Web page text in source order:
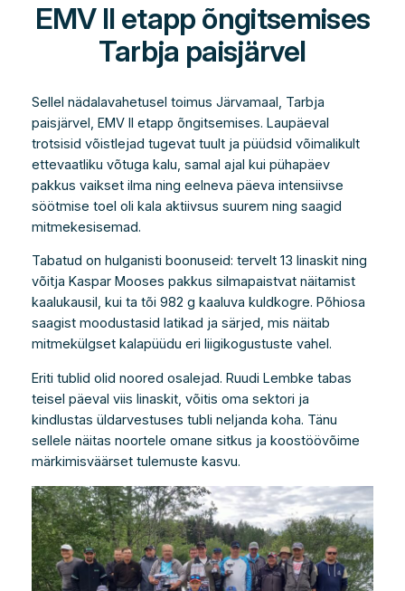
EMV II etapp õngitsemises
Tarbja paisjärvel
Sellel nädalavahetusel toimus Järvamaal, Tarbja
paisjärvel, EMV II etapp õngitsemises. Laupäeval
trotsisid võistlejad tugevat tuult ja püüdsid võimalikult
ettevaatliku võtuga kalu, samal ajal kui pühapäev
pakkus vaikset ilma ning eelneva päeva intensiivse
söötmise toel oli kala aktiivsus suurem ning saagid
mitmekesisemad.
Tabatud on hulganisti boonuseid: tervelt 13 linaskit ning
võitja Kaspar Mooses pakkus silmapaistvat näitamist
kaalukausil, kui ta tõi 982 g kaaluva kuldkogre. Põhiosa
saagist moodustasid latikad ja särjed, mis näitab
mitmekülgset kalapüüdu eri liigikogustuste vahel.
Eriti tublid olid noored osalejad. Ruudi Lembke tabas
teisel päeval viis linaskit, võitis oma sektori ja
kindlustas üldarvestuses tubli neljanda koha. Tänu
sellele näitas noortele omane sitkus ja koostöövõime
märkimisväärset tulemuste kasvu.